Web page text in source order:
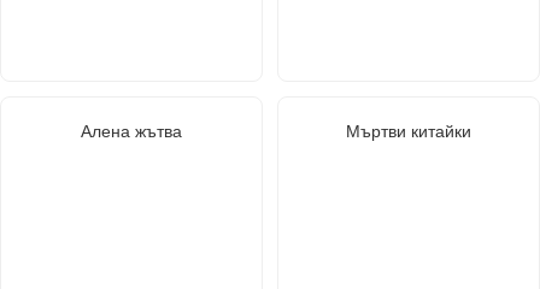
Алена жътва Мъртви китайки